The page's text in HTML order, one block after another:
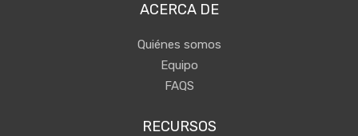
ACERCA DE
Quiénes somos
Equipo
FAQS
RECURSOS